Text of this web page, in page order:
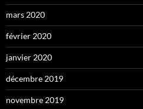
mars 2020
février 2020
janvier 2020
décembre 2019
novembre 2019